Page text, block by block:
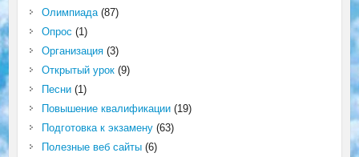
Олимпиада(87)
Опрос (1)
Организация(3)
Открытый урок(9)
Песни(1)
Повышение квалификации(19)
Подготовка к экзамену(63)
Полезные веб сайты(6)